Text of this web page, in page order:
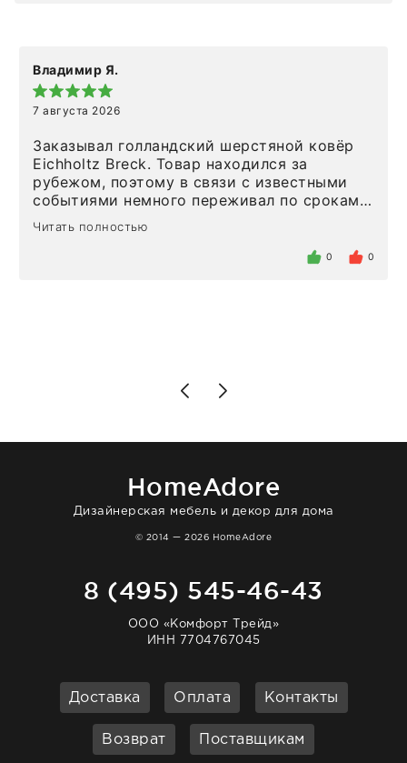
Владимир Я.
7 августа 2026
Заказывал голландский шерстяной ковёр
Eichholtz Breck. Товар находился за
рубежом, поэтому в связи с известными
событиями немного переживал по срокам.
Но homeadore привезли ровно в
определенное в договоре время, без
то качество выше всяких похвал. Выглядит
Читать полностью
0 0
HomeAdore
Дизайнерская мебель и декор для дома
© 2014 — 2026 HomeAdore
8 (495) 545-46-43
ООО «Комфорт Трейд»
ИНН 7704767045
Доставка Оплата Контакты
Возврат Поставщикам